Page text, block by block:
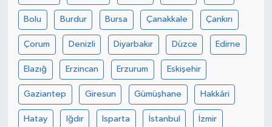
Bolu Burdur Bursa Çanakkale Çankırı
Çorum Denizli Diyarbakır Düzce Edirne
Elazığ Erzincan Erzurum Eskişehir
Gaziantep Giresun Gümüşhane Hakkâri
Hatay Iğdır Isparta İstanbul İzmir